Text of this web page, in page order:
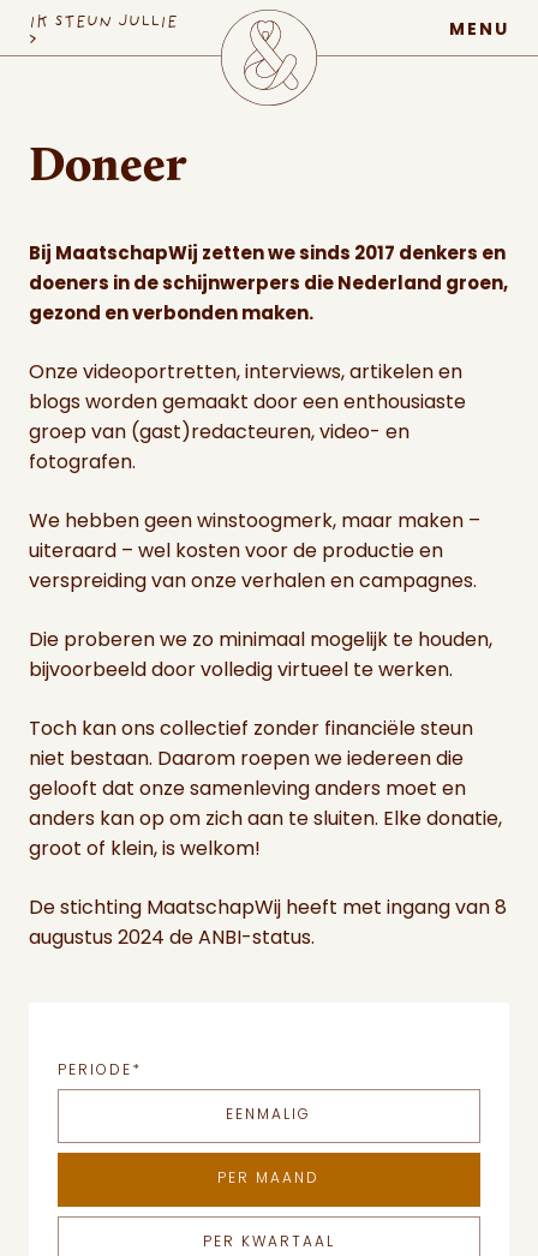
MaatschapWij
MENU
IK STEUN JULLIE
>
Doneer
Bij MaatschapWij zetten we sinds 2017 denkers en
doeners in de schijnwerpers die Nederland groen,
gezond en verbonden maken.
Onze videoportretten, interviews, artikelen en
blogs worden gemaakt door een enthousiaste
groep van (gast)redacteuren, video- en
fotografen.
We hebben geen winstoogmerk, maar maken –
uiteraard – wel kosten voor de productie en
verspreiding van onze verhalen en campagnes.
Die proberen we zo minimaal mogelijk te houden,
bijvoorbeeld door volledig virtueel te werken.
Toch kan ons collectief zonder financiële steun
niet bestaan. Daarom roepen we iedereen die
gelooft dat onze samenleving anders moet en
anders kan op om zich aan te sluiten. Elke donatie,
groot of klein, is welkom!
De stichting MaatschapWij heeft met ingang van 8
augustus 2024 de ANBI-status.
PERIODE *
EENMALIG
PER MAAND
PER KWARTAAL